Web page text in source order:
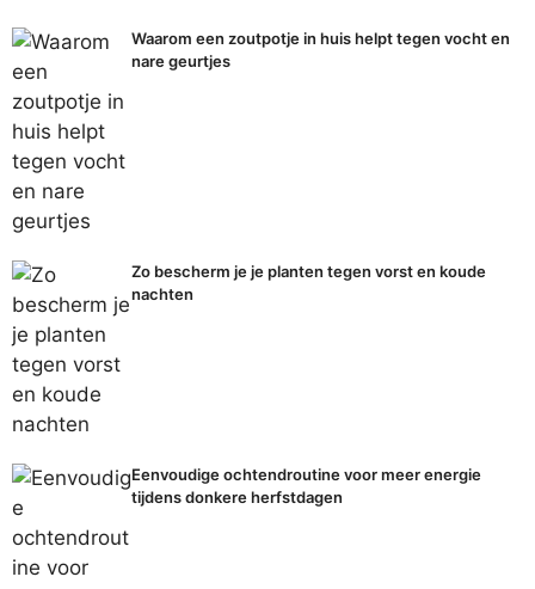
Waarom een zoutpotje in huis helpt tegen vocht en
nare geurtjes
Zo bescherm je je planten tegen vorst en koude
nachten
Eenvoudige ochtendroutine voor meer energie
tijdens donkere herfstdagen